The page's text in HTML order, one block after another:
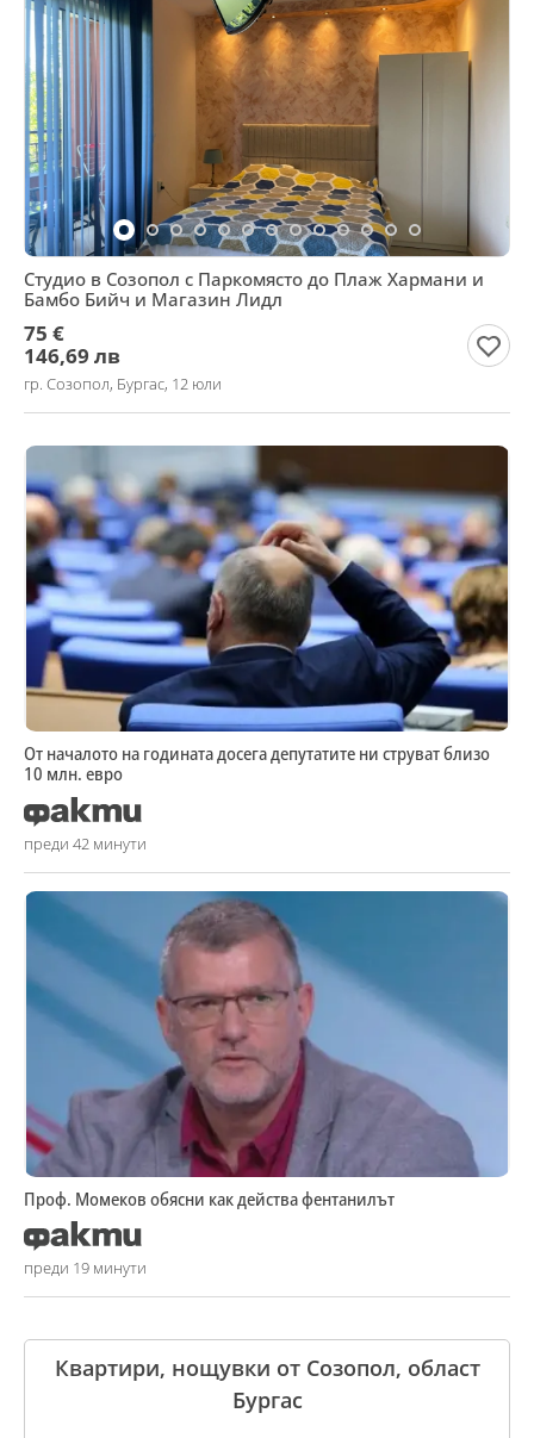
Студио в Созопол с Паркомясто до Плаж Хармани и
Бамбо Бийч и Магазин Лидл
75 €
146,69 лв
гр. Созопол, Бургас, 12 юли
От началото на годината досега депутатите ни струват близо
10 млн. евро
преди 42 минути
Проф. Момеков обясни как действа фентанилът
преди 19 минути
Квартири, нощувки от Созопол, област
Бургас